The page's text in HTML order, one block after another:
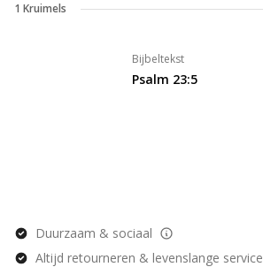
1 Kruimels
Bijbeltekst
Psalm 23:5
Duurzaam & sociaal
Altijd retourneren & levenslange service